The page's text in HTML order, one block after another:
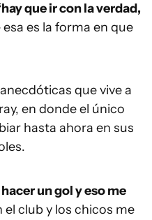
que ir con la verdad,
esa es la forma en que
que vive a
en donde el único
hasta ahora en sus
un gol y eso me
el club y los chicos me